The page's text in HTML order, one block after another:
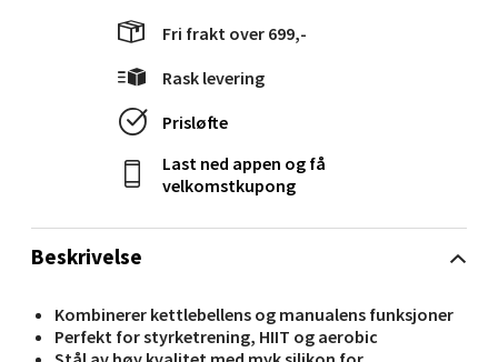
Beskrivelse
Kombinerer kettlebellens og manualens funksjoner
Perfekt for styrketrening, HIIT og aerobic
Fri frakt over 699,-
Rask levering
Prisløfte
Last ned appen og få
velkomstkupong
Åpent i dag 10-20
0 i butikk
Narvik - Thon Senter Malmporten
Åpent i dag 10-20
0 i butikk